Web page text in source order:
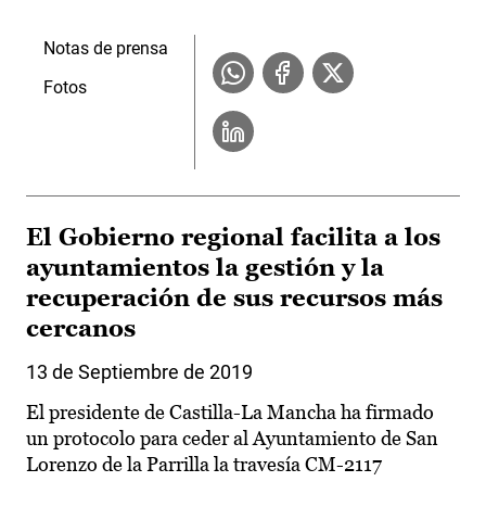
Notas de prensa
Fotos
El Gobierno regional facilita a los
ayuntamientos la gestión y la
recuperación de sus recursos más
cercanos
13 de Septiembre de 2019
El presidente de Castilla-La Mancha ha firmado
un protocolo para ceder al Ayuntamiento de San
Lorenzo de la Parrilla la travesía CM-2117